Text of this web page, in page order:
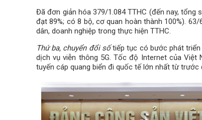
Đã đơn giản hóa 379/1.084 TTHC (đến nay,
đạt 89%; có 8 bộ, cơ quan hoàn thành 100%).
dân, doanh nghiệp trong thực hiện TTHC.
Thứ ba, chuyển đổi sốtiếp tục có bước phát
dịch vụ viễn thông 5G. Tốc độ Internet của
tuyến cáp quang biển đi quốc tế lớn nhất từ trước